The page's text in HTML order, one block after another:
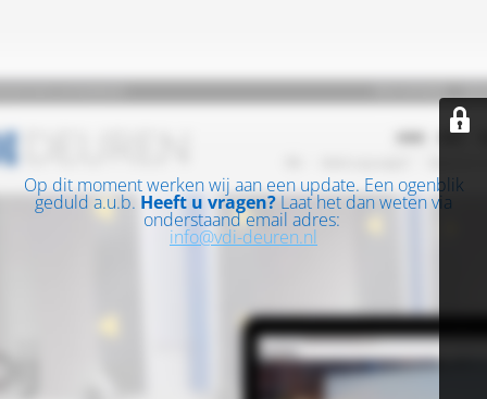
Op dit moment werken wij aan een update. Een ogenblik
geduld a.u.b. Heeft u vragen? Laat het dan weten via
onderstaand email adres:
info@vdi-deuren.nl